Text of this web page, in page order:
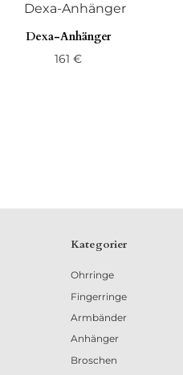
Dexa-Anhänger
161€
Kategorier
Ohrringe
Fingerringe
Armbänder
Anhänger
Broschen